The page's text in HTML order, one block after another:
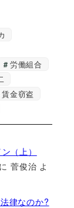
労働組合
賃金窃盗
（上）
に菅俊治 よ
律なのか?